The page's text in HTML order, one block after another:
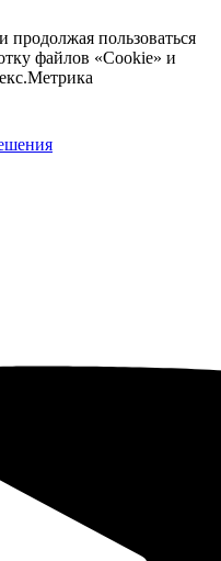
пользоваться
файлов «Cookie» и